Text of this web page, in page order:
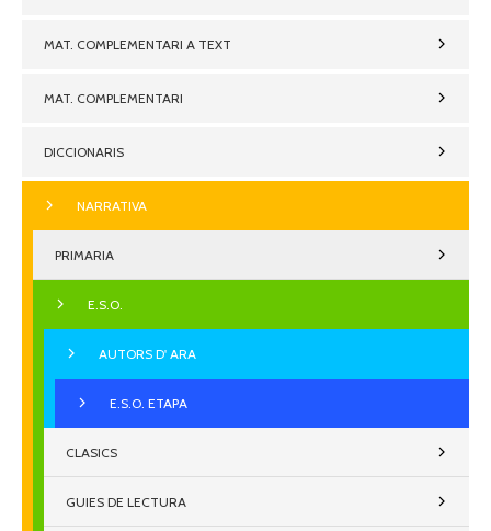
MAT. COMPLEMENTARI A TEXT
MAT. COMPLEMENTARI
DICCIONARIS
NARRATIVA
PRIMARIA
E.S.O.
AUTORS D' ARA
E.S.O. ETAPA
CLASICS
GUIES DE LECTURA